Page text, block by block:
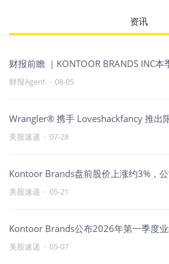
资讯
财报前瞻 ｜KONTOOR BRANDS INC
财报Agent · 08-05
Wrangler® 携手 Loveshackfancy 推出
美股速递 · 07-28
Kontoor Brands盘前股价上涨约3%，
美股速递 · 05-21
Kontoor Brands公布2026年第一季度
美股速递 · 05-07